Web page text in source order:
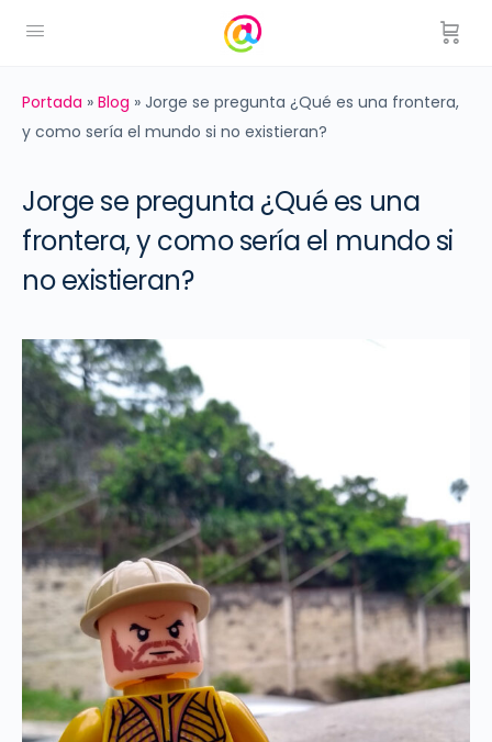
Portada » Blog » Jorge se pregunta ¿Qué es una frontera,
y como sería el mundo si no existieran?
Jorge se pregunta ¿Qué es una
frontera, y como sería el mundo si
no existieran?